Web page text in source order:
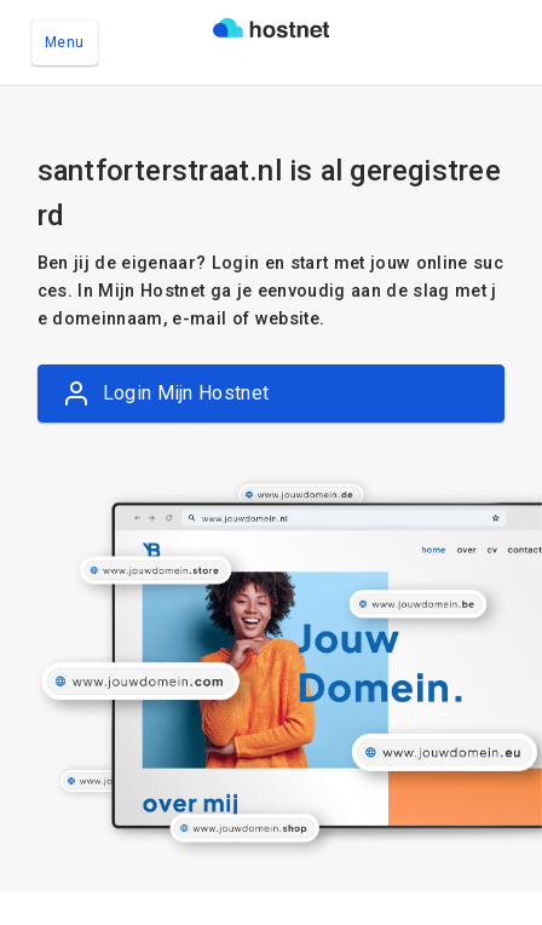
Menu
santforterstraat.nl is al geregistree
rd
Ben jij de eigenaar? Login en start met jouw online suc
ces. In Mijn Hostnet ga je eenvoudig aan de slag met j
e domeinnaam, e-mail of website.
Login Mijn Hostnet